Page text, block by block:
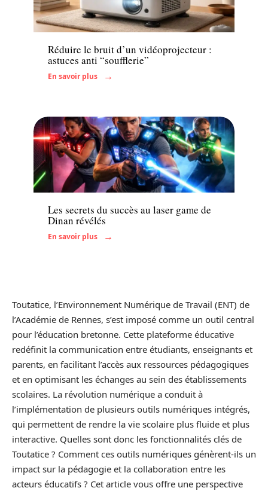
Enfant
Réduire le bruit d’un vidéoprojecteur :
astuces anti “soufflerie”
En savoir plus
Famille
Les secrets du succès au laser game de
Dinan révélés
En savoir plus
Toutatice, l’Environnement Numérique de Travail (ENT) de
l’Académie de Rennes, s’est imposé comme un outil central
pour l’éducation bretonne. Cette plateforme éducative
redéfinit la communication entre étudiants, enseignants et
parents, en facilitant l’accès aux ressources pédagogiques
et en optimisant les échanges au sein des établissements
scolaires. La révolution numérique a conduit à
l’implémentation de plusieurs outils numériques intégrés,
qui permettent de rendre la vie scolaire plus fluide et plus
interactive. Quelles sont donc les fonctionnalités clés de
Toutatice ? Comment ces outils numériques génèrent-ils un
impact sur la pédagogie et la collaboration entre les
acteurs éducatifs ? Cet article vous offre une perspective